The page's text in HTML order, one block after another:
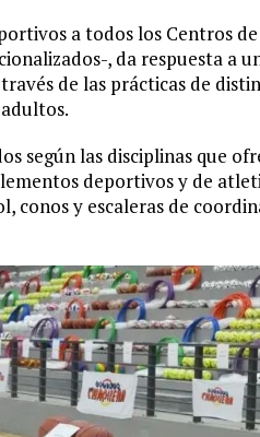
a todos los Centros de
, da respuesta a
de las prácticas de
según las disciplinas que
deportivos y de
conos y escaleras de